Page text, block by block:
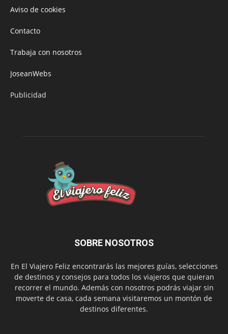
Aviso de cookies
Contacto
Trabaja con nosotros
JoseanWebs
Publicidad
SOBRE NOSOTROS
En El Viajero Feliz encontrarás las mejores guías, selecciones
de destinos y consejos para todos los viajeros que quieran
recorrer el mundo. Además con nosotros podrás viajar sin
moverte de casa, cada semana visitaremos un montón de
destinos diferentes.